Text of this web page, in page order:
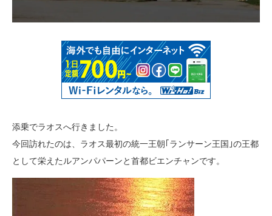
添乗でラオスへ行きました。
今回訪れたのは、ラオス最初の統一王朝｢ランサーン王国｣の王都
として栄えたルアンパパーンと首都ビエンチャンです。